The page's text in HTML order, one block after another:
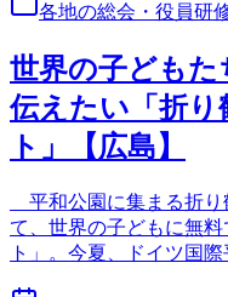
各地の総会・役員研
世界の子どもた
伝えたい「折り
ト」【広島】
平和公園に集まる折り
て、世界の子どもに無
ト」。今夏、ドイツ国